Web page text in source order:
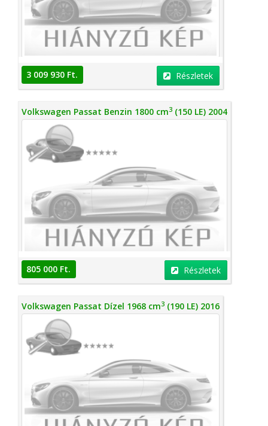
3 009 930 Ft. Részletek
Volkswagen Passat Benzin 1800 cm3 (150 LE) 2004
805 000 Ft. Részletek
Volkswagen Passat Dízel 1968 cm3 (190 LE) 2016